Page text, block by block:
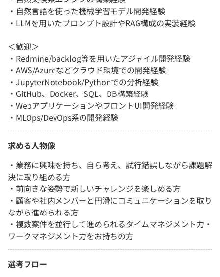
・自然言語を使った機械学習モデル開発経験
・LLMを用いたプロンプト設計やRAG構成の実装経験
＜歓迎＞
・Redmine/backlog等を用いたアジャイル開発経験
・AWS/Azureなどクラウド環境での開発経験
・JupyterNotebook/Pythonでの分析経験
・GitHub、Docker、SQL、DB構築経験
・WebアプリケーションやフロントUI開発経験
・MLOps/DevOps系の開発経験
求める人物像
・業務に興味を持ち、自ら考え、試行錯誤しながら課題解
決に取り組める方
・前向きな姿勢で新しいチャレンジを楽しめる方
・顧客や社内メンバーと円滑にコミュニケーションを取り
ながら進められる方
・複数案件を並行して進められるタイムマネジメント力・
ワークマネジメント力をお持ちの方
選考フロー